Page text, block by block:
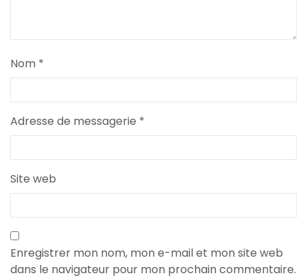
Nom *
Adresse de messagerie *
Site web
Enregistrer mon nom, mon e-mail et mon site web
dans le navigateur pour mon prochain commentaire.